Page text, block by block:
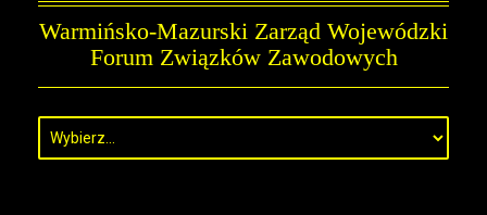
Warmińsko-Mazurski Zarząd Wojewódzki
Forum Związków Zawodowych